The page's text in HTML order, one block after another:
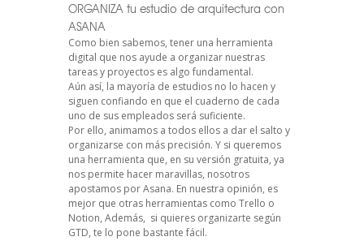
ORGANIZA tu estudio de arquitectura con
ASANA
Como bien sabemos, tener una herramienta
digital que nos ayude a organizar nuestras
tareas y proyectos es algo fundamental.
Aún así, la mayoría de estudios no lo hacen y
siguen confiando en que el cuaderno de cada
uno de sus empleados será suficiente.
Por ello, animamos a todos ellos a dar el salto y
organizarse con más precisión. Y si queremos
una herramienta que, en su versión gratuita, ya
nos permite hacer maravillas, nosotros
apostamos por Asana. En nuestra opinión, es
mejor que otras herramientas como Trello o
Notion, Además, si quieres organizarte según
GTD, te lo pone bastante fácil.